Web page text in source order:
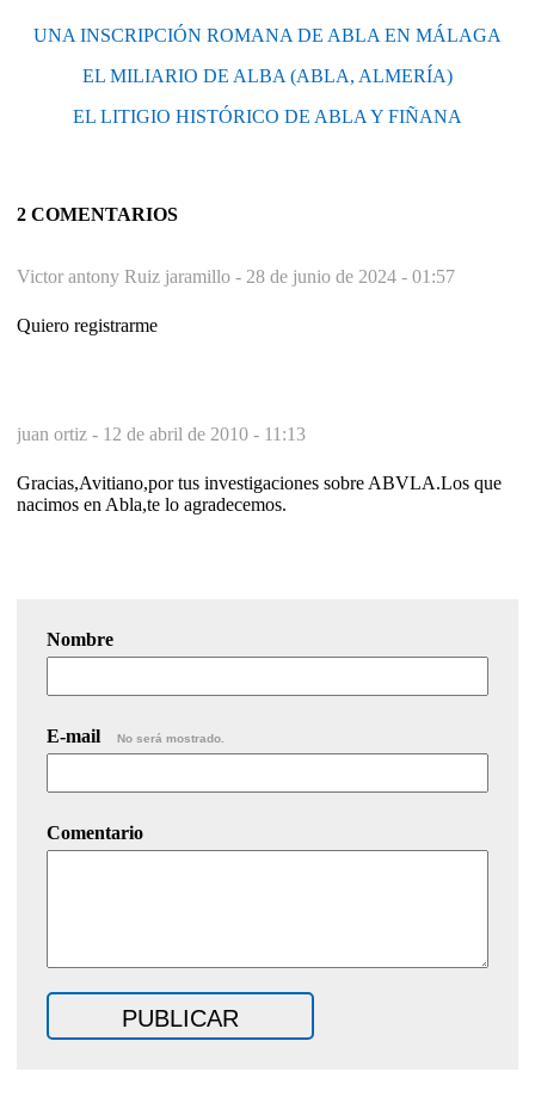
UNA INSCRIPCIÓN ROMANA DE ABLA EN MÁLAGA
EL MILIARIO DE ALBA (ABLA, ALMERÍA)
EL LITIGIO HISTÓRICO DE ABLA Y FIÑANA
2 COMENTARIOS
Victor antony Ruiz jaramillo - 28 de junio de 2024 - 01:57
Quiero registrarme
juan ortiz - 12 de abril de 2010 - 11:13
Gracias,Avitiano,por tus investigaciones sobre ABVLA.Los que
nacimos en Abla,te lo agradecemos.
Nombre
E-mail No será mostrado.
Comentario